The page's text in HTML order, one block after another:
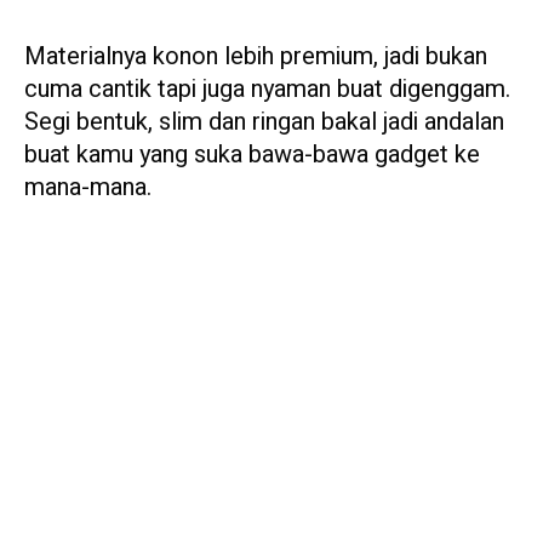
Materialnya konon lebih premium, jadi bukan
cuma cantik tapi juga nyaman buat digenggam.
Segi bentuk, slim dan ringan bakal jadi andalan
buat kamu yang suka bawa-bawa gadget ke
mana-mana.